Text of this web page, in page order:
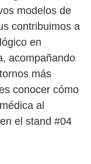
modelos de
contribuimos a
en
acompañando
más
conocer cómo
al
el stand #04